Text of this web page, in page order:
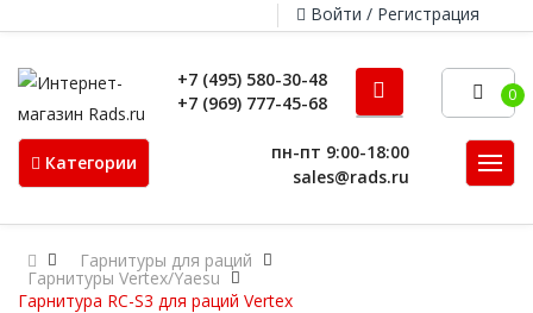
Войти / Регистрация
+7 (495) 580-30-48
+7 (969) 777-45-68
0
Категории
пн-пт 9:00-18:00
sales@rads.ru
Гарнитуры для раций
Гарнитуры Vertex/Yaesu
Гарнитура RC-S3 для раций Vertex